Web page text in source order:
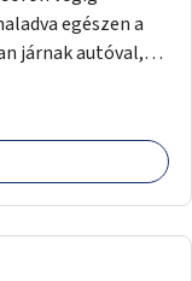
egészen a
járnak autóval,
és a kerékpározás
is részben